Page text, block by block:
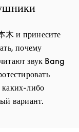
木 и принесите
почему
звук Bang
либо
вариант.